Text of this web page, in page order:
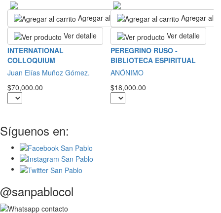
Agregar al carrito
Ver detalle
INTERNATIONAL
COLLOQUIUM
Juan Elías Muñoz Gómez.
$70,000.00
Agregar al
Ver detalle
PEREGRINO RUSO -
BIBLIOTECA ESPIRITUAL
ANÓNIMO
$18,000.00
Síguenos en:
@sanpablocol